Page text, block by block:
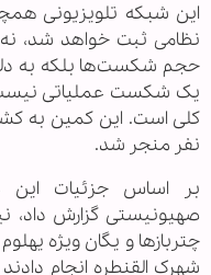
این شبکه تلویزیونی
نظامی ثبت خواهد شد،
حجم شکست‌ها بلکه به
یک شکست عملیاتی
نفر منجر شد.
چتربازها و یگان ویژه
شهرک القنطره انجام